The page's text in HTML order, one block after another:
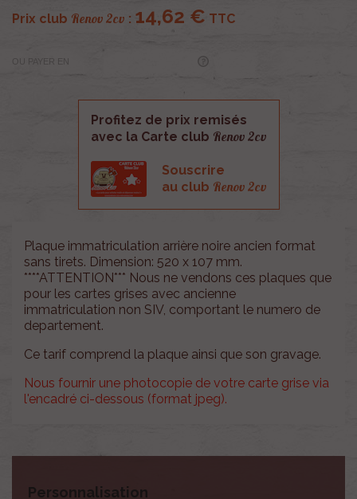
Prix club Renov 2cv : 14,62 € TTC
OU PAYER EN
Profitez de prix remisés
avec la Carte club Renov 2cv
Souscrire
au club Renov 2cv
Plaque immatriculation arrière noire ancien format
sans tirets. Dimension: 520 x 107 mm.
****ATTENTION*** Nous ne vendons ces plaques que
pour les cartes grises avec ancienne
immatriculation non SIV, comportant le numero de
departement.
Ce tarif comprend la plaque ainsi que son gravage.
Nous fournir une photocopie de votre carte grise via
l'encadré ci-dessous (format jpeg).
Personnalisation